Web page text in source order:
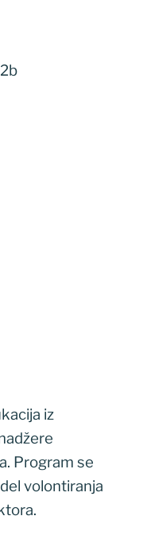
iz
Program se
volontiranja